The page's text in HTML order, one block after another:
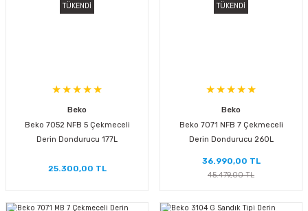
TÜKENDİ
Beko
Beko 7052 NFB 5 Çekmeceli
Derin Dondurucu 177L
25.300,00 TL
TÜKENDİ
Beko
Beko 7071 NFB 7 Çekmeceli
Derin Dondurucu 260L
36.990,00 TL
45.479,00 TL